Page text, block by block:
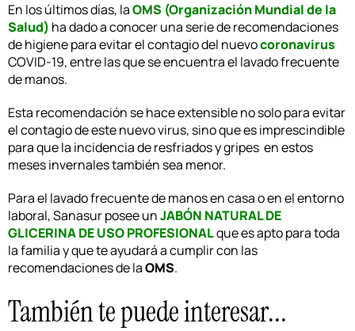
En los últimos días, laOMS (Organización Mundial de la
Salud) ha dado a conocer una serie de recomendaciones
de higiene para evitar el contagio del nuevocoronavirus
COVID-19, entre las que se encuentra el lavado frecuente
de manos.
Esta recomendación se hace extensible no solo para evitar
el contagio de este nuevo virus, sino que es imprescindible
para que la incidencia de resfriados y gripes en estos
meses invernales también sea menor.
Para el lavado frecuente de manos en casa o en el entorno
laboral, Sanasur posee unJABÓN NATURAL DE
GLICERINA DE USO PROFESIONALque es apto para toda
la familia y que te ayudará a cumplir con las
recomendaciones de laOMS.
También te puede interesar...